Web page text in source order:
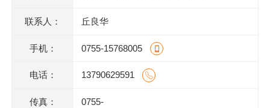
联系人： 丘良华
手机： 0755-15768005
电话： 13790629591
传真： 0755-